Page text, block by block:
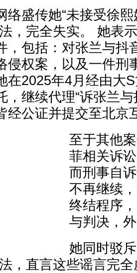
络盛传她“未接受徐熙
，完全失实。 她表
，包括：对张兰与抖
侵权案，以及一件刑
在2025年4月经由大
，继续代理“诉张兰
经公证并提交至北京
至于其他
菲相关诉
而刑事自
不再继续
终结程序
与判决，
她同时驳
，直言这些谣言完